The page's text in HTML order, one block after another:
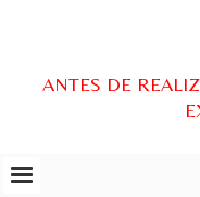
ANTES DE